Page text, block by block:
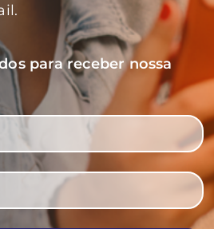
para receber nossa